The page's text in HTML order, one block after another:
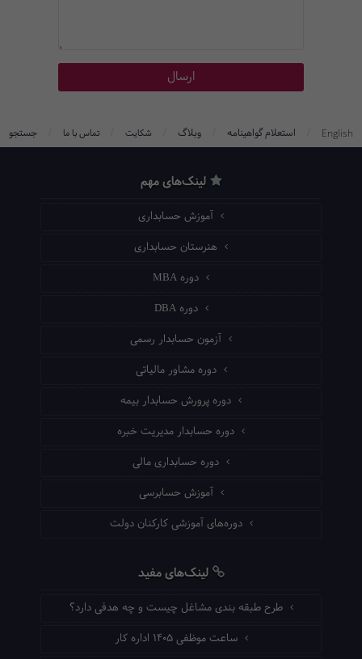
English استعلام گواهینامه وبلاگ شکایت تماس با ما جستجو
لینک‌های مهم
آموزش حسابداری
هنرستان حسابداری
دوره MBA
دوره DBA
آزمون حسابدار رسمی
دوره مشاور مالیاتی
دوره پرورش حسابدار بیمه
دوره حسابدار مدیریت خبره
دوره حسابداری مالی
آموزش حسابرسی
دوره‌های آموزشی کارکنان دولت
لینک‌های مفید
طرح طبقه بندی مشاغل چیست و چه هدفی دارد؟
ساعت موظفی ۱۴۰۵ اداره کار